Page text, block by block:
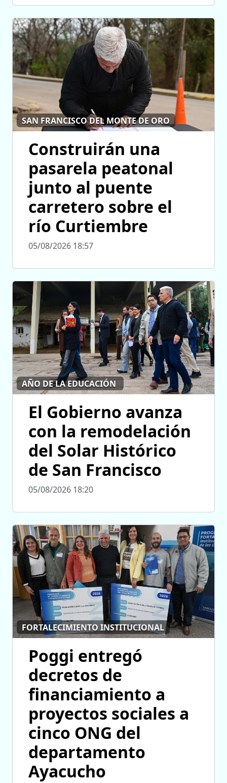
SAN FRANCISCO DEL MONTE DE ORO
Construirán una
pasarela peatonal
junto al puente
carretero sobre el
río Curtiembre
05/08/2026 18:57
AÑO DE LA EDUCACIÓN
El Gobierno avanza
con la remodelación
del Solar Histórico
de San Francisco
05/08/2026 18:20
FORTALECIMIENTO INSTITUCIONAL
Poggi entregó
decretos de
financiamiento a
proyectos sociales a
cinco ONG del
departamento
Ayacucho